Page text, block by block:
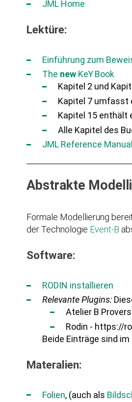
JML Home
Lektüre:
Einführung zum
The newKeYBook
Kapitel 2 und
Kapitel 7 umfasst
Kapitel 15 enthält
Alle Kapitel des
JML Reference Manual
Abstrakte
Formale Modellierung
der Technologie Event-B
Software:
RODIN installieren
Relevante Plugins:
Atelier B
Rodin - https://
Beide Einträge sind
Materalien:
Folien, (auch als